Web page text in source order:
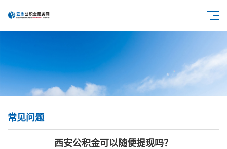
常见问题
西安公积金可以随便提现吗？